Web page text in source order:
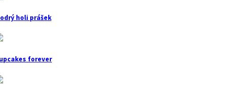
holi prášek
forever